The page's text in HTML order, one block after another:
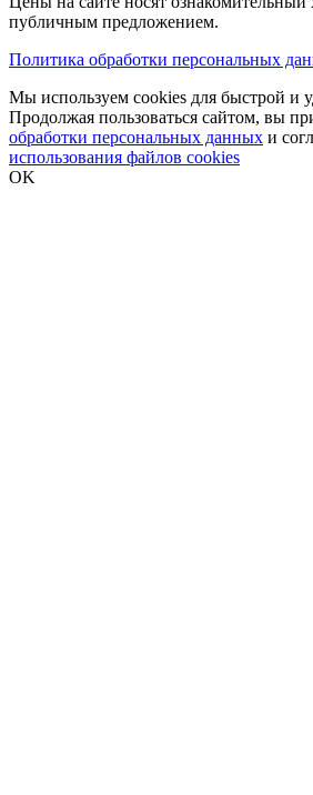
публичным предложением.
Политика обработки персональных
Мы используем cookies для быстрой и
Продолжая пользоваться сайтом, вы
обработки персональных данных и
использования файлов cookies
OK